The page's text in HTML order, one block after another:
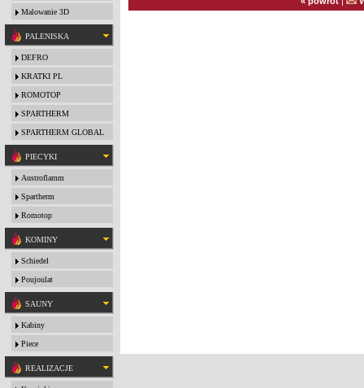
Malowanie 3D
PALENISKA
DEFRO
KRATKI PL
ROMOTOP
SPARTHERM
SPARTHERM GLOBAL
PIECYKI
Austroflamm
Spartherm
Romotop
KOMINY
Schiedel
Poujoulat
SAUNY
Kabiny
Piece
REALIZACJE